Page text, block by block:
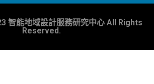
智能地域設計服務研究中心 All Rights
Reserved.